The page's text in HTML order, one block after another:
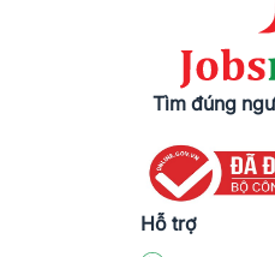
Tìm đúng
Hỗ trợ